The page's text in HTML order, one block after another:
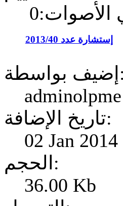
الأصوات:0
إستشارة عدد 2013/40
إضيف بواسطة:
adminolpme
تاريخ الإضافة:
02 Jan 2014
الحجم:
36.00 Kb